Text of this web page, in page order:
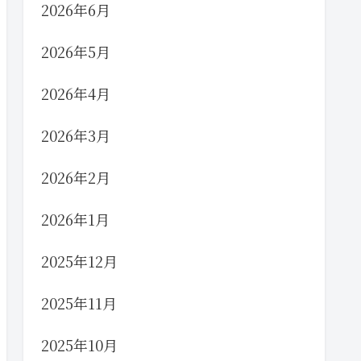
2026年6月
2026年5月
2026年4月
2026年3月
2026年2月
2026年1月
2025年12月
2025年11月
2025年10月